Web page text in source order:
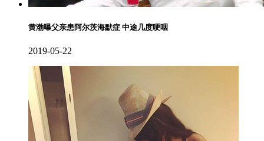
黄渤曝父亲患阿尔茨海默症 中途几度哽咽
2019-05-22